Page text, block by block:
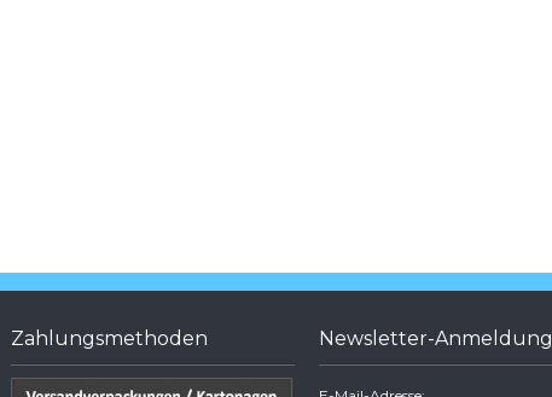
Zahlungsmethoden Newsletter-Anmeldung